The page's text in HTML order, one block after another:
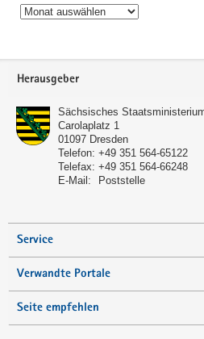
Archiv
Service
Herausgeber
Sächsisches
Carolaplatz 1
01097 Dresden
Telefon: +49 351 564-65122
Telefax: +49 351 564-66248
E-Mail:
Poststelle
Service
Verwandte Portale
Seite empfehlen